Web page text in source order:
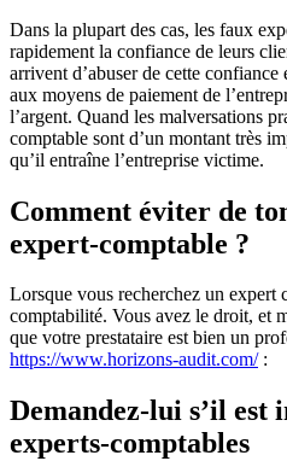
Dans la plupart des cas, les faux
rapidement la confiance de leurs
arrivent d’abuser de cette confiance
aux moyens de paiement de
l’argent. Quand les malversations
comptable sont d’un montant très
qu’il entraîne l’entreprise victime.
Comment éviter de
expert-comptable ?
Lorsque vous recherchez un expert
comptabilité. Vous avez le droit, et
que votre prestataire est bien un
https://www.horizons-audit.com/:
Demandez-lui s’il est
experts-comptables